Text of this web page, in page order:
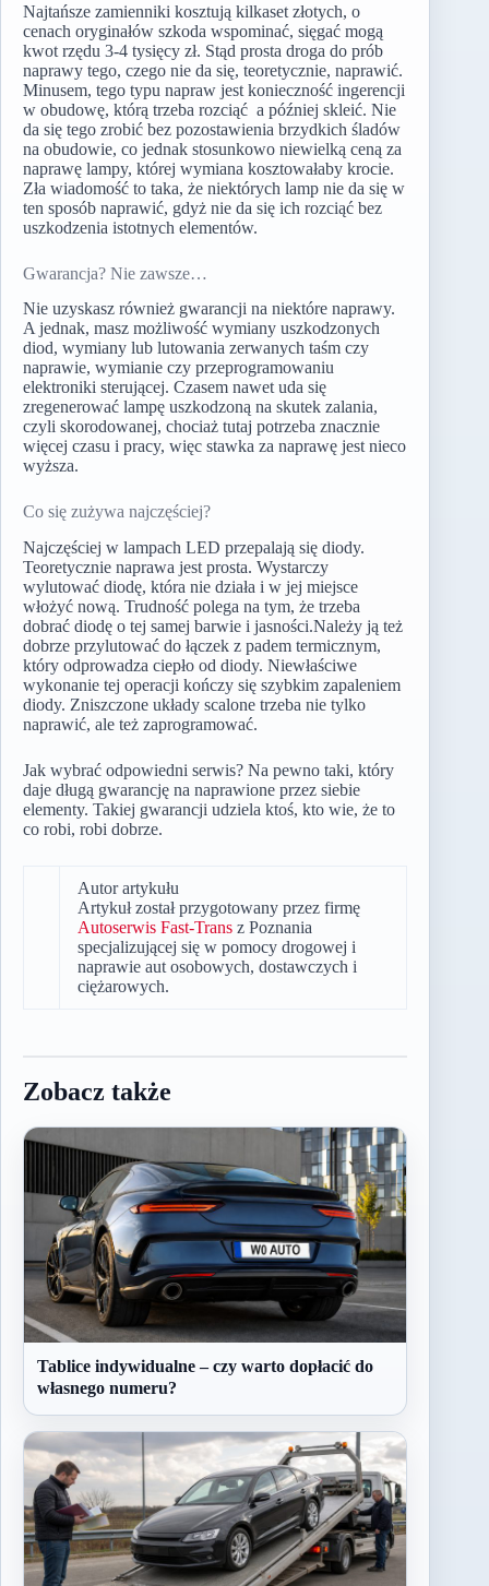
Najtańsze zamienniki kosztują kilkaset złotych, o
cenach oryginałów szkoda wspominać, sięgać mogą
kwot rzędu 3-4 tysięcy zł. Stąd prosta droga do prób
naprawy tego, czego nie da się, teoretycznie, naprawić.
Minusem, tego typu napraw jest konieczność ingerencji
w obudowę, którą trzeba rozciąć a później skleić. Nie
da się tego zrobić bez pozostawienia brzydkich śladów
na obudowie, co jednak stosunkowo niewielką ceną za
naprawę lampy, której wymiana kosztowałaby krocie.
Zła wiadomość to taka, że niektórych lamp nie da się w
ten sposób naprawić, gdyż nie da się ich rozciąć bez
uszkodzenia istotnych elementów.
Gwarancja? Nie zawsze…
Nie uzyskasz również gwarancji na niektóre naprawy.
A jednak, masz możliwość wymiany uszkodzonych
diod, wymiany lub lutowania zerwanych taśm czy
naprawie, wymianie czy przeprogramowaniu
elektroniki sterującej. Czasem nawet uda się
zregenerować lampę uszkodzoną na skutek zalania,
czyli skorodowanej, chociaż tutaj potrzeba znacznie
więcej czasu i pracy, więc stawka za naprawę jest nieco
wyższa.
Co się zużywa najczęściej?
Najczęściej w lampach LED przepalają się diody.
Teoretycznie naprawa jest prosta. Wystarczy
wylutować diodę, która nie działa i w jej miejsce
włożyć nową. Trudność polega na tym, że trzeba
dobrać diodę o tej samej barwie i jasności.Należy ją też
dobrze przylutować do łączek z padem termicznym,
który odprowadza ciepło od diody. Niewłaściwe
wykonanie tej operacji kończy się szybkim zapaleniem
diody. Zniszczone układy scalone trzeba nie tylko
naprawić, ale też zaprogramować.
Jak wybrać odpowiedni serwis? Na pewno taki, który
daje długą gwarancję na naprawione przez siebie
elementy. Takiej gwarancji udziela ktoś, kto wie, że to
co robi, robi dobrze.
Autor artykułu
Artykuł został przygotowany przez firmę
Autoserwis Fast-Trans z Poznania
specjalizującej się w pomocy drogowej i
naprawie aut osobowych, dostawczych i
ciężarowych.
Zobacz także
Tablice indywidualne – czy warto dopłacić do
własnego numeru?